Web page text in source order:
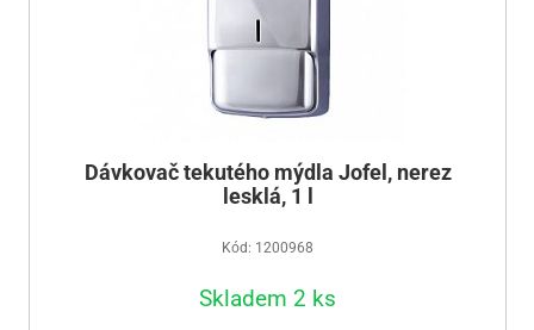
Dávkovač tekutého mýdla Jofel, nerez
lesklá, 1 l
Kód: 1200968
Skladem 2 ks